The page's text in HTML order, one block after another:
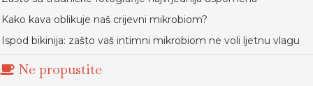
Kako kava oblikuje naš crijevni mikrobiom?
Ispod bikinija: zašto vaš intimni mikrobiom ne voli ljetnu vlagu
Ne propustite